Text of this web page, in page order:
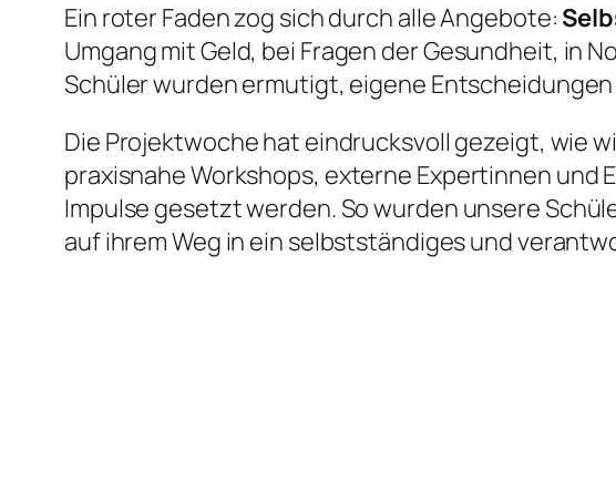
Ein roter Faden zog sich durch alle Angebote:
Umgang mit Geld, bei Fragen der Gesundheit, in
Schüler wurden ermutigt, eigene
Die Projektwoche hat eindrucksvoll gezeigt, wie
praxisnahe Workshops, externe Expertinnen
Impulse gesetzt werden. So wurden unsere
auf ihrem Weg in ein selbstständiges und